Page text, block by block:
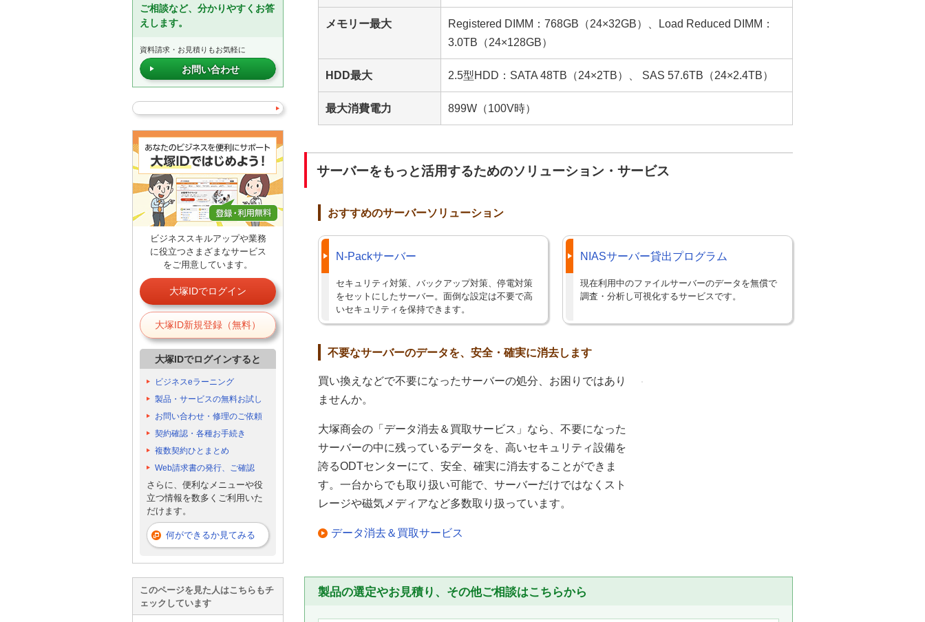
メモリー最大
Registered DIMM：768GB（24×32GB）、Load Reduced DIMM：
3.0TB（24×128GB）
HDD最大 2.5型HDD：SATA 48TB（24×2TB）、 SAS 57.6TB（24×2.4TB）
最大消費電力 899W（100V時）
サーバーをもっと活用するためのソリューション・サービス
おすすめのサーバーソリューション
N-Packサーバー
セキュリティ対策、バックアップ対策、停電対策
をセットにしたサーバー。面倒な設定は不要で高
いセキュリティを保持できます。
NIASサーバー貸出プログラム
現在利用中のファイルサーバーのデータを無償で
調査・分析し可視化するサービスです。
不要なサーバーのデータを、安全・確実に消去します
買い換えなどで不要になったサーバーの処分、お困りではあり
ませんか。
大塚商会の「データ消去＆買取サービス」なら、不要になった
サーバーの中に残っているデータを、高いセキュリティ設備を
誇るODTセンターにて、安全、確実に消去することができま
す。一台からでも取り扱い可能で、サーバーだけではなくスト
レージや磁気メディアなど多数取り扱っています。
データ消去＆買取サービス
製品の選定やお見積り、その他ご相談はこちらから
ご相談など、分かりやすくお答
えします。
資料請求・お見積りもお気軽に
お問い合わせ
ビジネススキルアップや業務
に役立つさまざまなサービス
をご用意しています。
大塚IDでログイン
大塚ID新規登録（無料）
大塚IDでログインすると
ビジネスeラーニング
製品・サービスの無料お試し
お問い合わせ・修理のご依頼
契約確認・各種お手続き
複数契約ひとまとめ
Web請求書の発行、ご確認
さらに、便利なメニューや役
立つ情報を数多くご利用いた
だけます。
何ができるか見てみる
このページを見た人はこちらもチ
ェックしています